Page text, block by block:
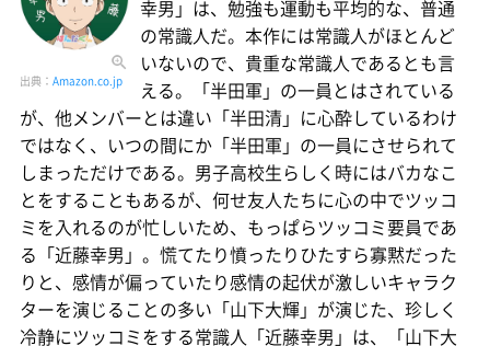
出典： Amazon.co.jp
幸男」は、勉強も運動も平均的な、普通
の常識人だ。本作には常識人がほとんど
いないので、貴重な常識人であるとも言
える。「半田軍」の一員とはされている
が、他メンバーとは違い「半田清」に心酔しているわけ
ではなく、いつの間にか「半田軍」の一員にさせられて
しまっただけである。男子高校生らしく時にはバカなこ
とをすることもあるが、何せ友人たちに心の中でツッコ
ミを入れるのが忙しいため、もっぱらツッコミ要員であ
る「近藤幸男」。慌てたり憤ったりひたすら寡黙だった
りと、感情が偏っていたり感情の起伏が激しいキャラク
ターを演じることの多い「山下大輝」が演じた、珍しく
冷静にツッコミをする常識人「近藤幸男」は、「山下大